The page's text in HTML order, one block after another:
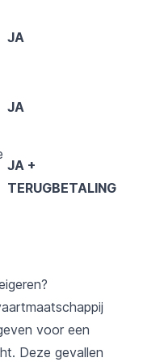
JA
JA
JA +
TERUGBETALING
voor een
Deze gevallen